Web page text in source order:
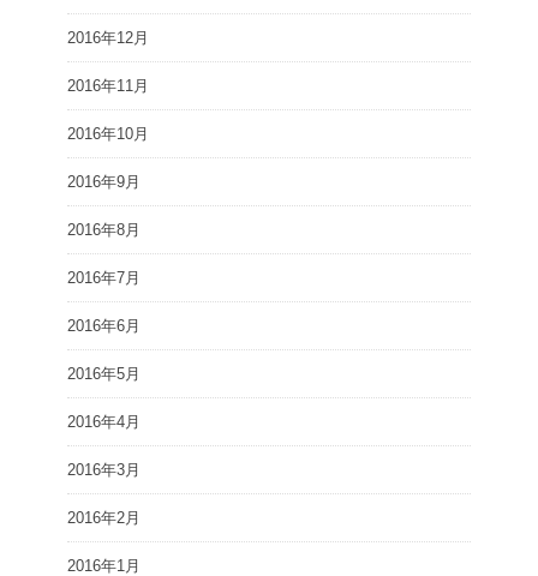
2016年12月
2016年11月
2016年10月
2016年9月
2016年8月
2016年7月
2016年6月
2016年5月
2016年4月
2016年3月
2016年2月
2016年1月